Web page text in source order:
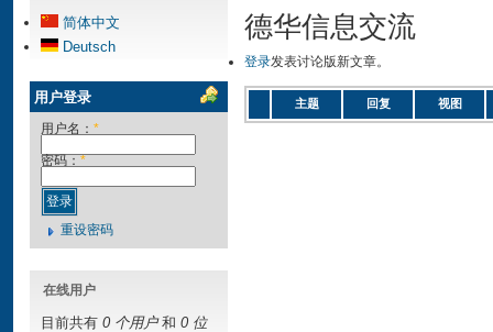
简体中文
Deutsch
用户登录
用户名： *
密码： *
重设密码
在线用户
目前共有 0 个用户和 0 位
德华信息交流
登录发表讨论版新文章。
主题 回复 视图